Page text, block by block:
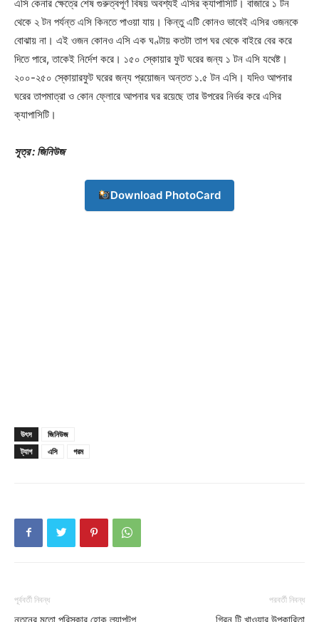
Champs21
Company
এসি কেনার ক্ষেত্রে শেষ গুরুত্বপূর্ণ বিষয় অবশ্যই এসির ক্যাপাসিটি। বাজারে ১ টন
থেকে ২ টন পর্যন্ত এসি কিনতে পাওয়া যায়। কিন্তু এটি কোনও ভাবেই এসির ওজনকে
বোঝায় না। এই ওজন কোনও এসি এক ঘণ্টায় কতটা তাপ ঘর থেকে বাইরে বের করে
দিতে পারে, তাকেই নির্দেশ করে। ১৫০ স্কোয়ার ফুট ঘরের জন্য ১ টন এসি যথেষ্ট।
২০০-২৫০ স্কোয়ারফুট ঘরের জন্য প্রয়োজন অন্তত ১.৫ টন এসি। যদিও আপনার
ঘরের তাপমাত্রা ও কোন ফ্লোরে আপনার ঘর রয়েছে তার উপরের নির্ভর করে এসির
ক্যাপাসিটি।
সূত্র : জিনিউজ
Download PhotoCard
উৎস
জিনিউজ
ট্যাগ
এসি গরম
পূর্ববর্তী নিবন্ধ পরবর্তী নিবন্ধ